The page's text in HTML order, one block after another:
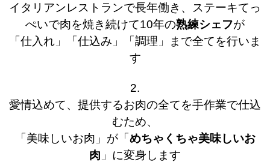
イタリアンレストランで長年働き、ステーキてっ
ぺいで肉を焼き続けて10年の熟練シェフが
「仕入れ」「仕込み」「調理」まで全てを行いま
す
2.
愛情込めて、提供するお肉の全てを手作業で仕込
むため、
「美味しいお肉」が「めちゃくちゃ美味しいお
肉 」に変身します